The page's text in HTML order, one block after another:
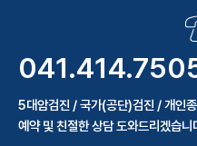
5대암검진 / 국가(공단)검진 / 개인
예약 및 친절한 상담 도와드리겠습니